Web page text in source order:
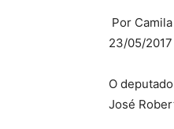
Por
23/05/
O
José